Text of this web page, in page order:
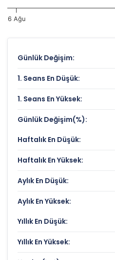
6 Ağu
Günlük Değişim:
1. Seans En Düşük:
1. Seans En Yüksek:
Günlük Değişim(%):
Haftalık En Düşük:
Haftalık En Yüksek:
Aylık En Düşük:
Aylık En Yüksek:
Yıllık En Düşük:
Yıllık En Yüksek: